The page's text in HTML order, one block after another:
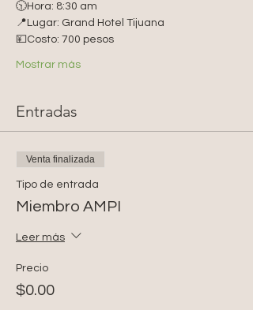
🕥Hora: 8:30 am
📍Lugar: Grand Hotel Tijuana
💴Costo: 700 pesos
Mostrar más
Entradas
Venta finalizada
Tipo de entrada
Miembro AMPI
Leer más
Precio
$0.00